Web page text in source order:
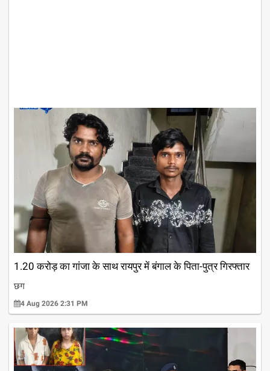
1.20 करोड़ का गांजा के साथ रायपुर में बंगाल के पिता-पुत्र गिरफ्तार
छग
4 Aug 2026 2:31 PM